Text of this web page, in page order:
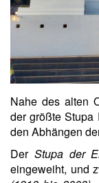
Nahe des alten
der größte
den Abhängen
Der Stupa der
eingeweiht, und